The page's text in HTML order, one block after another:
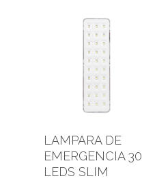
Leer Más
LAMPARA DE
EMERGENCIA 30
LEDS SLIM